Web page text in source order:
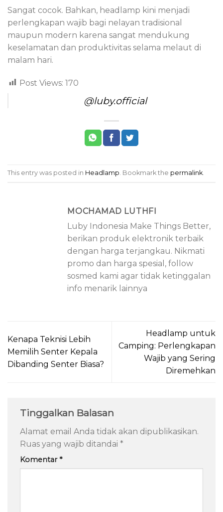
Sangat cocok. Bahkan, headlamp kini menjadi
perlengkapan wajib bagi nelayan tradisional
maupun modern karena sangat mendukung
keselamatan dan produktivitas selama melaut di
malam hari.
Post Views: 170
@luby.official
This entry was posted in Headlamp. Bookmark the permalink.
MOCHAMAD LUTHFI
Luby Indonesia Make Things Better,
berikan produk elektronik terbaik
dengan harga terjangkau. Nikmati
promo dan harga spesial, follow
sosmed kami agar tidak ketinggalan
info menarik lainnya
Kenapa Teknisi Lebih
Memilih Senter Kepala
Dibanding Senter Biasa?
Headlamp untuk
Camping: Perlengkapan
Wajib yang Sering
Diremehkan
Tinggalkan Balasan
Alamat email Anda tidak akan dipublikasikan.
Ruas yang wajib ditandai *
Komentar*